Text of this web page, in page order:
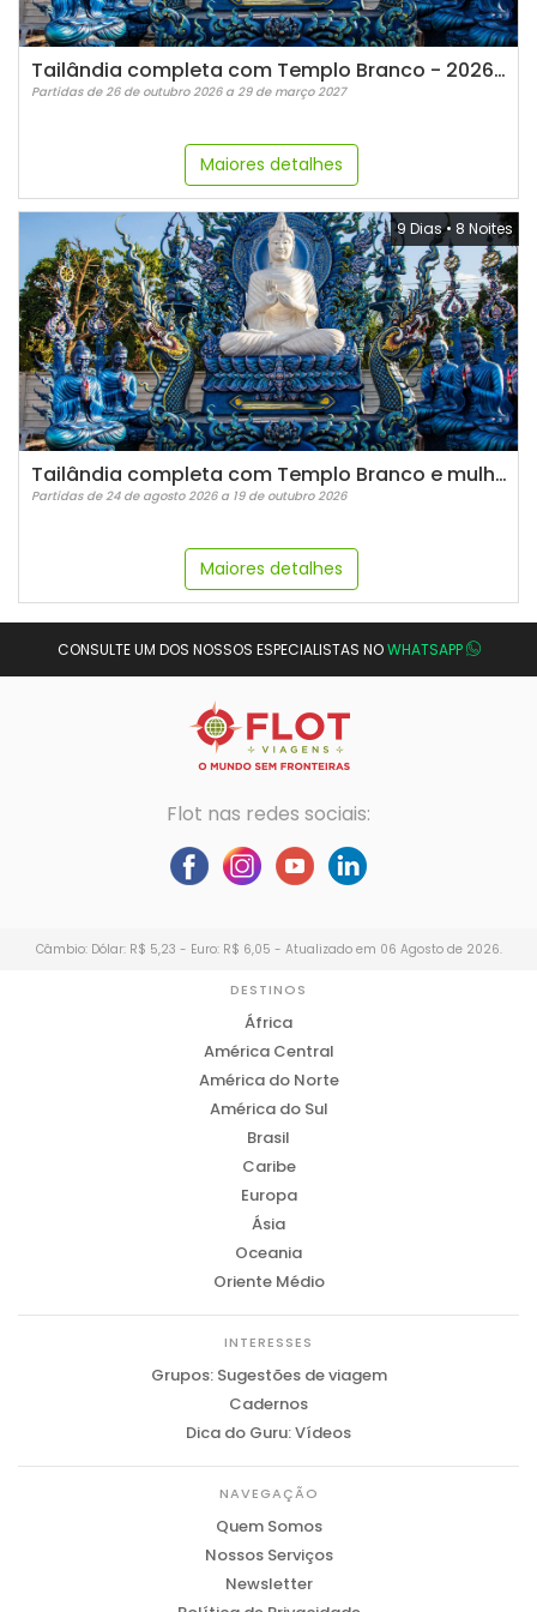
Tailândia completa com Templo Branco - 2026/2027
Partidas de 26 de outubro 2026 a 29 de março 2027
Maiores detalhes
9 Dias• 8 Noites
Tailândia completa com Templo Branco e mulheres girafas
Partidas de 24 de agosto 2026 a 19 de outubro 2026
Maiores detalhes
CONSULTE UM DOS NOSSOS ESPECIALISTAS NOWHATSAPP
Flot nas redes sociais:
Câmbio: Dólar: R$ 5,23 - Euro: R$ 6,05 - Atualizado em 06 Agosto de 2026.
DESTINOS
África
América Central
América do Norte
América do Sul
Brasil
Caribe
Europa
Ásia
Oceania
Oriente Médio
INTERESSES
Grupos: Sugestões de viagem
Cadernos
Dica do Guru: Vídeos
NAVEGAÇÃO
Quem Somos
Nossos Serviços
Newsletter